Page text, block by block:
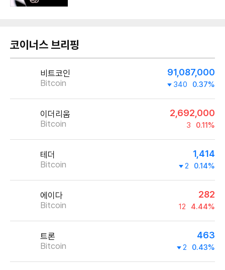
코이너스 브리핑
비트코인
Bitcoin
91,087,000
340 0.37%
이더리움
Bitcoin
2,692,000
3 0.11%
테더
Bitcoin
1,414
2 0.14%
에이다
Bitcoin
282
12 4.44%
트론
Bitcoin
463
2 0.43%